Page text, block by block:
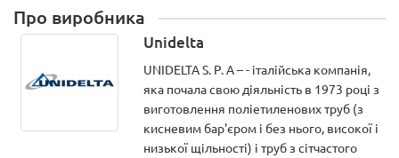
Про виробника
Unidelta
UNIDELTA S. P. A – - італійська компанія,
яка почала свою діяльність в 1973 році з
виготовлення поліетиленових труб (з
кисневим бар'єром і без нього, високої і
низької щільності) і труб з сітчастого